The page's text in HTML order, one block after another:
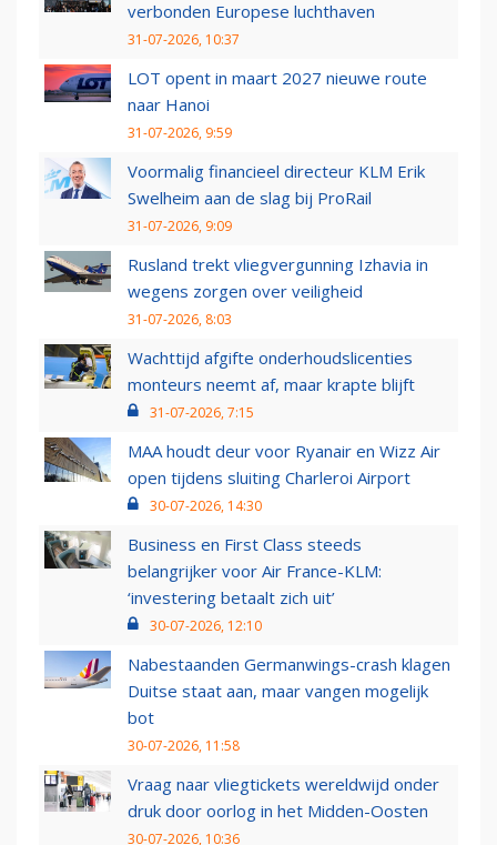
verbonden Europese luchthaven
31-07-2026, 10:37
LOT opent in maart 2027 nieuwe route
naar Hanoi
31-07-2026, 9:59
Voormalig financieel directeur KLM Erik
Swelheim aan de slag bij ProRail
31-07-2026, 9:09
Rusland trekt vliegvergunning Izhavia in
wegens zorgen over veiligheid
31-07-2026, 8:03
Wachttijd afgifte onderhoudslicenties
monteurs neemt af, maar krapte blijft
31-07-2026, 7:15
MAA houdt deur voor Ryanair en Wizz Air
open tijdens sluiting Charleroi Airport
30-07-2026, 14:30
Business en First Class steeds
belangrijker voor Air France-KLM:
‘investering betaalt zich uit’
30-07-2026, 12:10
Nabestaanden Germanwings-crash klagen
Duitse staat aan, maar vangen mogelijk
bot
30-07-2026, 11:58
Vraag naar vliegtickets wereldwijd onder
druk door oorlog in het Midden-Oosten
30-07-2026, 10:36